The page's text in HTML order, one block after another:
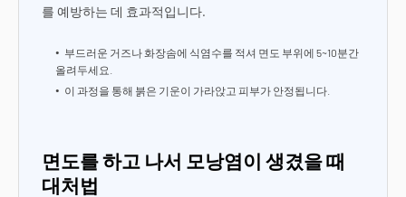
를 예방하는 데 효과적입니다.
부드러운 거즈나 화장솜에 식염수를 적셔 면도 부위에 5~10분간
올려두세요.
이 과정을 통해 붉은 기운이 가라앉고 피부가 안정됩니다.
면도를 하고 나서 모낭염이 생겼을 때
대처법